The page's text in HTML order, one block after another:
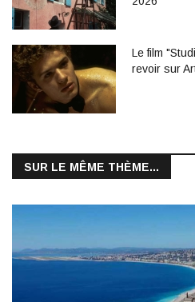
Le film
revoir sur
SUR LE MÊME THÈME...